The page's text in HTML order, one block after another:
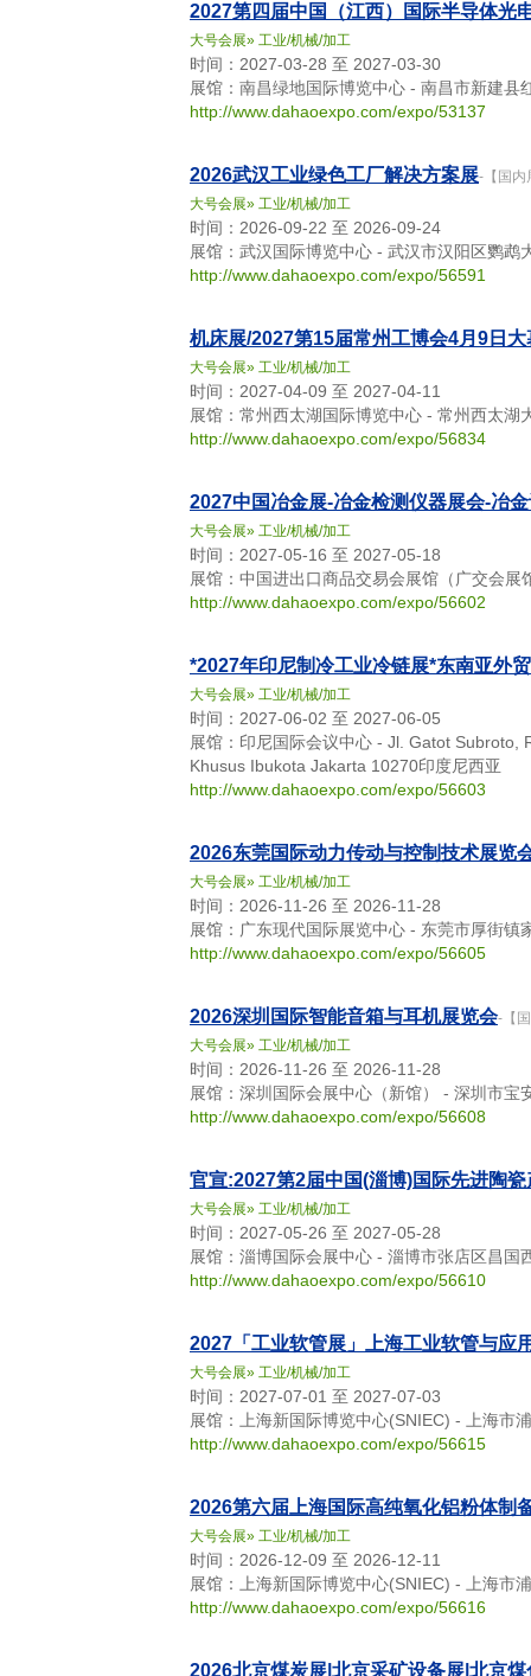
2027第四届中国（江西）国际半导体光
大号会展» 工业/机械/加工
时间：2027-03-28 至 2027-03-30
展馆：南昌绿地国际博览中心 - 南昌市新建县
http://www.dahaoexpo.com/expo/53137
2026武汉工业绿色工厂解决方案展-【国内
大号会展» 工业/机械/加工
时间：2026-09-22 至 2026-09-24
展馆：武汉国际博览中心 - 武汉市汉阳区鹦鹉
http://www.dahaoexpo.com/expo/56591
机床展/2027第15届常州工博会4月9日
大号会展» 工业/机械/加工
时间：2027-04-09 至 2027-04-11
展馆：常州西太湖国际博览中心 - 常州西太湖
http://www.dahaoexpo.com/expo/56834
2027中国冶金展-冶金检测仪器展会-冶
大号会展» 工业/机械/加工
时间：2027-05-16 至 2027-05-18
展馆：中国进出口商品交易会展馆（广交会
http://www.dahaoexpo.com/expo/56602
*2027年印尼制冷工业冷链展*东南亚外
大号会展» 工业/机械/加工
时间：2027-06-02 至 2027-06-05
展馆：印尼国际会议中心 - Jl. Gatot Subroto,
Khusus Ibukota Jakarta 10270印度尼西亚
http://www.dahaoexpo.com/expo/56603
2026东莞国际动力传动与控制技术展览
大号会展» 工业/机械/加工
时间：2026-11-26 至 2026-11-28
展馆：广东现代国际展览中心 - 东莞市厚街镇
http://www.dahaoexpo.com/expo/56605
2026深圳国际智能音箱与耳机展览会-【
大号会展» 工业/机械/加工
时间：2026-11-26 至 2026-11-28
展馆：深圳国际会展中心（新馆） - 深圳市宝
http://www.dahaoexpo.com/expo/56608
官宣:2027第2届中国(淄博)国际先进陶
大号会展» 工业/机械/加工
时间：2027-05-26 至 2027-05-28
展馆：淄博国际会展中心 - 淄博市张店区昌国
http://www.dahaoexpo.com/expo/56610
2027「工业软管展」上海工业软管与应
大号会展» 工业/机械/加工
时间：2027-07-01 至 2027-07-03
展馆：上海新国际博览中心(SNIEC) - 上海市
http://www.dahaoexpo.com/expo/56615
2026第六届上海国际高纯氧化铝粉体制
大号会展» 工业/机械/加工
时间：2026-12-09 至 2026-12-11
展馆：上海新国际博览中心(SNIEC) - 上海市
http://www.dahaoexpo.com/expo/56616
2026北京煤炭展|北京采矿设备展|北京煤